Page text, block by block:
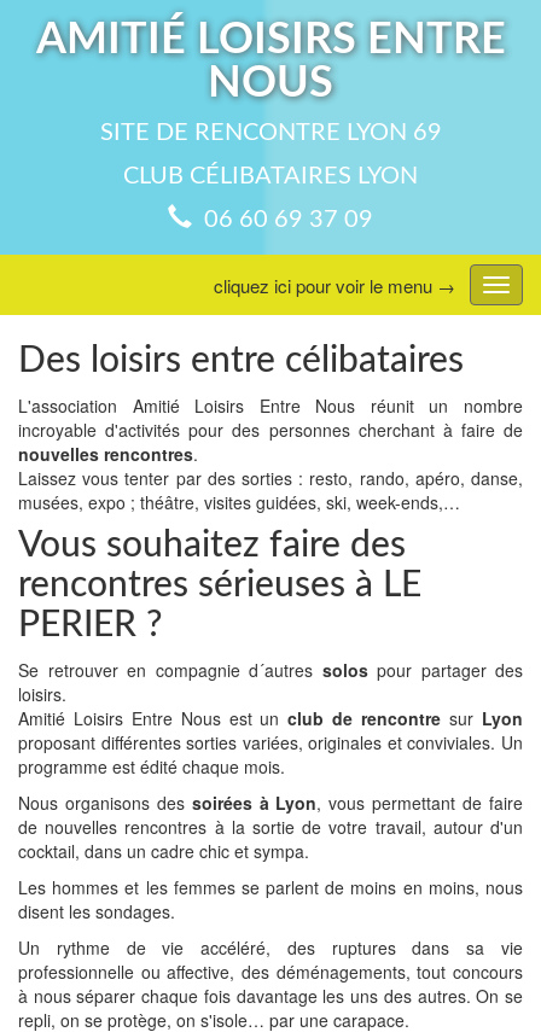
AMITIÉ LOISIRS ENTRE
NOUS
SITE DE RENCONTRE LYON 69
CLUB CÉLIBATAIRES LYON
06 60 69 37 09
menu
cliquez ici pour voir le menu →
Des loisirs entre célibataires
L'association Amitié Loisirs Entre Nous réunit un nombre
incroyable d'activités pour des personnes cherchant à faire de
nouvelles rencontres.
Laissez vous tenter par des sorties : resto, rando, apéro, danse,
musées, expo ; théâtre, visites guidées, ski, week-ends,…
Vous souhaitez faire des
rencontres sérieuses à LE
PERIER ?
Se retrouver en compagnie d´autres solospour partager des
loisirs.
Amitié Loisirs Entre Nous est unclub de rencontre sur Lyon
proposant différentes sorties variées, originales et conviviales. Un
programme est édité chaque mois.
Nous organisons des soirées à Lyon, vous permettant de faire
de nouvelles rencontres à la sortie de votre travail, autour d'un
cocktail, dans un cadre chic et sympa.
Les hommes et les femmes se parlent de moins en moins, nous
disent les sondages.
Un rythme de vie accéléré, des ruptures dans sa vie
professionnelle ou affective, des déménagements, tout concours
à nous séparer chaque fois davantage les uns des autres. On se
repli, on se protège, on s'isole… par une carapace.